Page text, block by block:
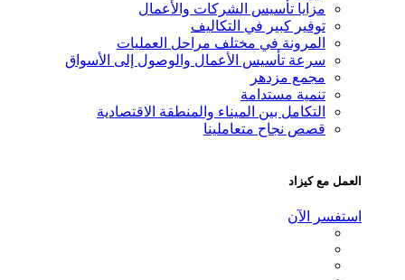
مزايا تأسيس الشركات والأعمال
توفير كبير في التكاليف
المرونة في مختلف مراحل العمليات
سرعة تأسيس الأعمال والوصول إلى الأسواق
مجمع مزدهر
تنمية مستدامة
التكامل بين الميناء والمنطقة الاقتصادية
قصص نجاح متعاملينا
مع كيزاد
الآن